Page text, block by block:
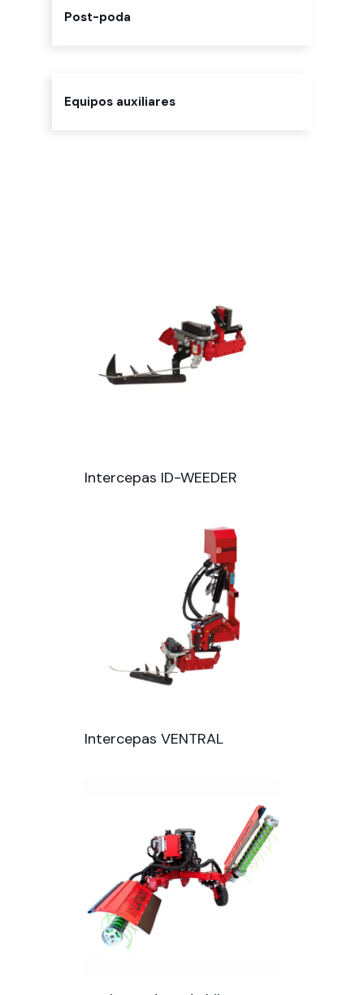
Post-poda
Equipos auxiliares
Intercepas ID-WEEDER
Intercepas VENTRAL